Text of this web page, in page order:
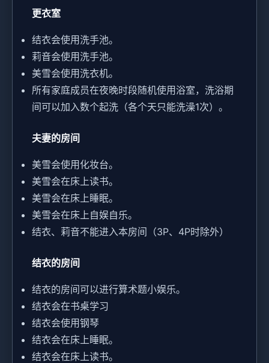
更衣室
结衣会使用洗手池。
莉音会使用洗手池。
美雪会使用洗衣机。
所有家庭成员在夜晚时段随机使用浴室，洗浴期
间可以加入数个起洗（各个天只能洗澡1次）。
夫妻的房间
美雪会使用化妆台。
美雪会在床上读书。
美雪会在床上睡眠。
美雪会在床上自娱自乐。
结衣、莉音不能进入本房间（3P、4P时除外）
结衣的房间
结衣的房间可以进行算术题小娱乐。
结衣会在书桌学习
结衣会使用钢琴
结衣会在床上睡眠。
结衣会在床上读书。